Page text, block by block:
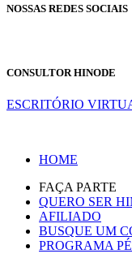
NOSSAS REDES SOCIAIS
CONSULTOR HINODE
ESCRITÓRIO
HOME
FAÇA PARTE
QUERO SER
AFILIADO
BUSQUE UM
PROGRAMA